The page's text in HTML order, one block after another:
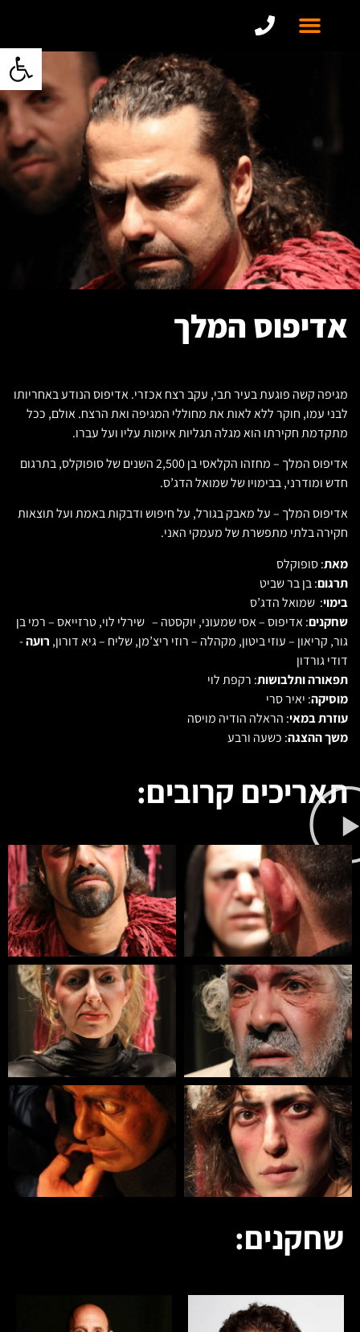
פתח
אדיפוס המלך
מגיפה קשה פוגעת בעיר תבי, עקב רצח אכזרי. אדיפוס הנודע באחריותו
לבני עמו, חוקר ללא לאות את מחוללי המגיפה ואת הרצח. אולם, ככל
מתקדמת חקירתו הוא מגלה תגליות איומות עליו ועל עברו.
אדיפוס המלך – מחזהו הקלאסי בן 2,500 השנים של סופוקלס, בתרגום
חדש ומודרני, בבימויו של שמואל הדג’ס.
אדיפוס המלך – על מאבק בגורל, על חיפוש ודבקות באמת ועל תוצאות
חקירה בלתי מתפשרת של מעמקי האני.
מאת: סופוקלס
תרגום: בן בר שביט
בימוי: שמואל הדג’ס
שחקנים: אדיפוס – אסי שמעוני, יוקסטה – שירלי לוי, טרזייאס – רמי בן
גור, קריאון – עוזי ביטון, מקהלה – רוזי ריצ’מן, שליח – גיא דורון, רועה-
דודי גורדון
תפאורה ותלבושות: רקפת לוי
מוסיקה: יאיר סרי
עוזרת במאי: הראלה הודיה מויסה
משך ההצגה: כשעה ורבע
תאריכים קרובים:
שחקנים: